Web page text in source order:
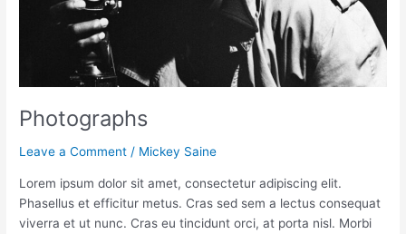
Photographs
Leave a Comment / Mickey Saine
Lorem ipsum dolor sit amet, consectetur adipiscing elit.
Phasellus et efficitur metus. Cras sed sem a lectus consequat
viverra et ut nunc. Cras eu tincidunt orci, at porta nisl. Morbi